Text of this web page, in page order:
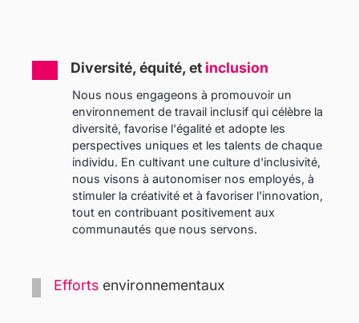
Diversité, équité, et inclusion
Nous nous engageons à promouvoir un
environnement de travail inclusif qui célèbre la
diversité, favorise l'égalité et adopte les
perspectives uniques et les talents de chaque
individu. En cultivant une culture d'inclusivité,
nous visons à autonomiser nos employés, à
stimuler la créativité et à favoriser l'innovation,
tout en contribuant positivement aux
communautés que nous servons.
Efforts environnementaux